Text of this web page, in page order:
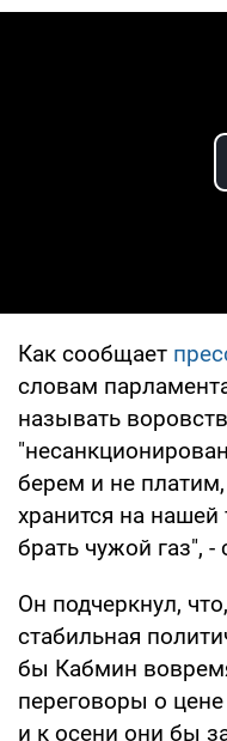
Как сообщает
словам
называть
берем и не платим,
хранится на
брать чужой газ", -
Он подчеркнул,
стабильная
бы Кабмин
переговоры о
и к осени они бы